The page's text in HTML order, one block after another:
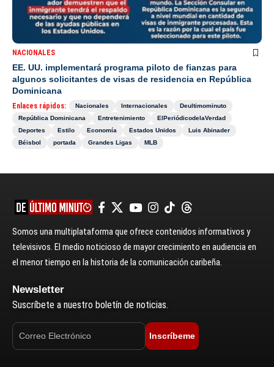
NACIONALES
EE. UU. implementará programa piloto de fianzas para
algunos solicitantes de visas de residencia en República
Dominicana
Enlaces rápidos: Nacionales Internacionales
Deultimominuto
República Dominicana
Entretenimiento
ElPeriódicodelaVerdad
Deportes
Estilo Economía Estados Unidos
Luis Abinader
Béisbol
portada Grandes Ligas MLB
Somos una multiplataforma que ofrece contenidos informativos y
televisivos. El medio noticioso de mayor crecimiento en audiencia en
el menor tiempo en la historia de la comunicación caribeña.
Newsletter
Suscríbete a nuestro boletín de noticias.
Inscríbeme